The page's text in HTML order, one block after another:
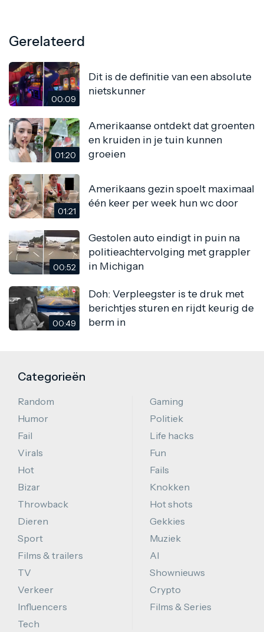
Gerelateerd
00:09
Dit is de definitie van een absolute
nietskunner
01:20
Amerikaanse ontdekt dat groenten
en kruiden in je tuin kunnen
groeien
01:21
Amerikaans gezin spoelt maximaal
één keer per week hun wc door
00:52
Gestolen auto eindigt in puin na
politieachtervolging met grappler
in Michigan
00:49
Doh: Verpleegster is te druk met
berichtjes sturen en rijdt keurig de
berm in
Categorieën
Random
Humor
Fail
Virals
Hot
Bizar
Throwback
Dieren
Sport
Films & trailers
TV
Verkeer
Influencers
Tech
Gaming
Politiek
Life hacks
Fun
Fails
Knokken
Hot shots
Gekkies
Muziek
AI
Shownieuws
Crypto
Films & Series